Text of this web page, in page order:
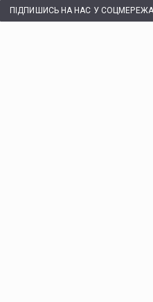
ПІДПИШИСЬ НА НАС У